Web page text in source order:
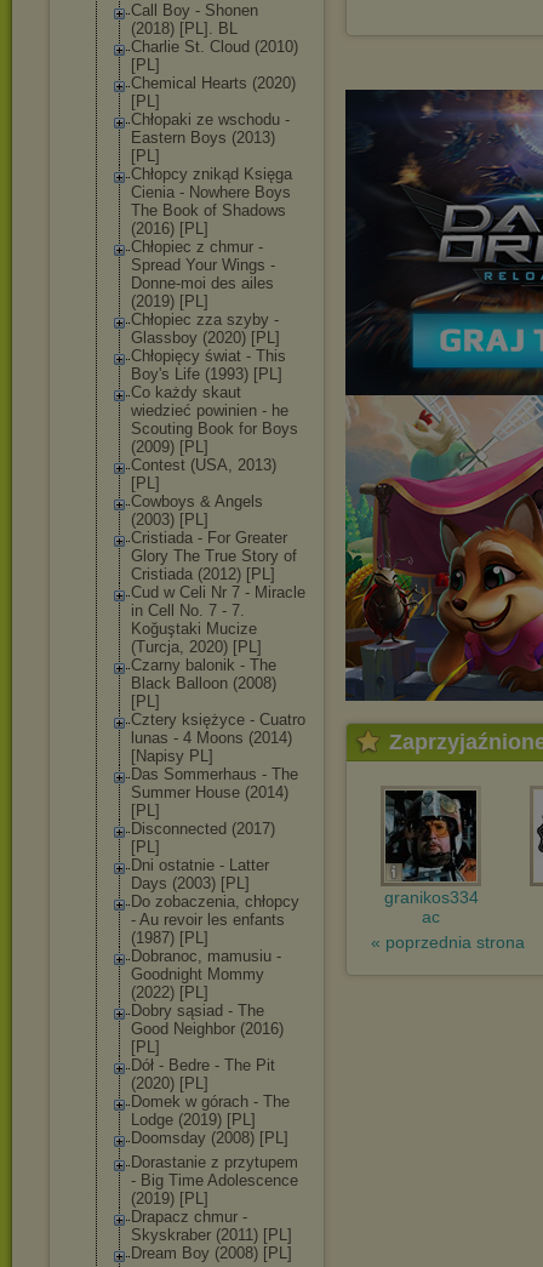
Call Boy - Shonen
(2018) [PL]. BL
Charlie St. Cloud (2010)
[PL]
Chemical Hearts (2020)
[PL]
Chłopaki ze wschodu -
Eastern Boys (2013)
[PL]
Chłopcy znikąd Księga
Cienia - Nowhere Boys
The Book of Shadows
(2016) [PL]
Chłopiec z chmur -
Spread Your Wings -
Donne-moi des ailes
(2019) [PL]
Chłopiec zza szyby -
Glassboy (2020) [PL]
Chłopięcy świat - This
Boy's Life (1993) [PL]
Co każdy skaut
wiedzieć powinien - he
Scouting Book for Boys
(2009) [PL]
Contest (USA, 2013)
[PL]
Cowboys & Angels
(2003) [PL]
Cristiada - For Greater
Glory The True Story of
Cristiada (2012) [PL]
Cud w Celi Nr 7 - Miracle
in Cell No. 7 - 7.
Koğuştaki Mucize
(Turcja, 2020) [PL]
Czarny balonik - The
Black Balloon (2008)
[PL]
Cztery księżyce - Cuatro
lunas - 4 Moons (2014)
[Napisy PL]
Das Sommerhaus - The
Summer House (2014)
[PL]
Disconnected (2017)
[PL]
Dni ostatnie - Latter
Days (2003) [PL]
Do zobaczenia, chłopcy
- Au revoir les enfants
(1987) [PL]
Dobranoc, mamusiu -
Goodnight Mommy
(2022) [PL]
Dobry sąsiad - The
Good Neighbor (2016)
[PL]
Dół - Bedre - The Pit
(2020) [PL]
Domek w górach - The
Lodge (2019) [PL]
Doomsday (2008) [PL]
Dorastanie z przytupem
- Big Time Adolescence
(2019) [PL]
Drapacz chmur -
Skyskraber (2011) [PL]
Dream Boy (2008) [PL]
granikos334
ac
« poprzednia strona